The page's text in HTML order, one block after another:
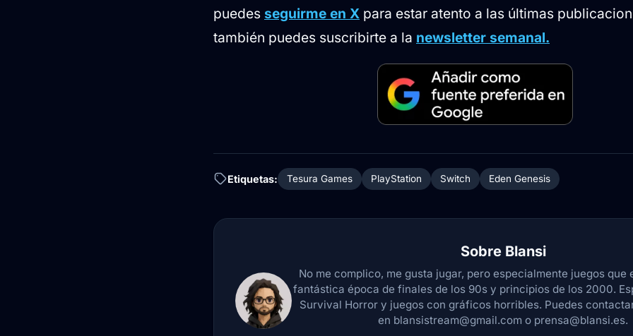
puedes seguirme en X para estar atento a las últimas
también puedes suscribirte a la newsletter semanal.
Etiquetas: Tesura Games PlayStation Switch Eden Genesis
Sobre Blansi
No me complico, me gusta jugar, pero especialmente juegos que
fantástica época de finales de los 90s y principios de los 2000.
Survival Horror y juegos con gráficos horribles. Puedes
en blansistream@gmail.com o prensa@blansi.es.